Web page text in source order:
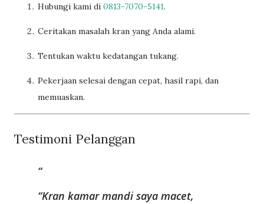
Hubungi kami di 0813-7070-5141.
Ceritakan masalah kran yang Anda alami.
Tentukan waktu kedatangan tukang.
Pekerjaan selesai dengan cepat, hasil rapi, dan
memuaskan.
Testimoni Pelanggan
“Kran kamar mandi saya macet,